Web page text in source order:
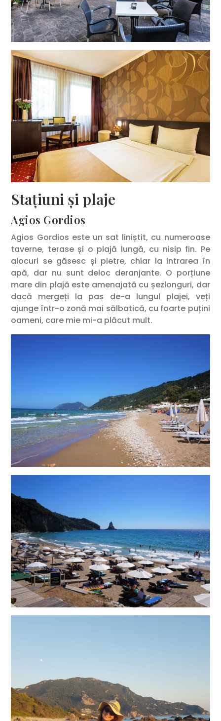
Stațiuni și plaje
Agios Gordios
Agios Gordios este un sat liniștit, cu numeroase
taverne, terase și o plajă lungă, cu nisip fin. Pe
alocuri se găsesc și pietre, chiar la intrarea în
apă, dar nu sunt deloc deranjante. O porțiune
mare din plajă este amenajată cu șezlonguri, dar
dacă mergeți la pas de-a lungul plajei, veți
ajunge într-o zonă mai sălbatică, cu foarte puțini
oameni, care mie mi-a plăcut mult.